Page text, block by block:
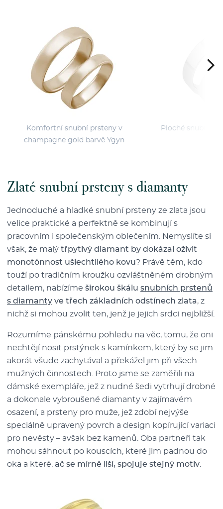
Komfortní snubní prsteny v
champagne gold barvě Ygyn
Ploché snubní
Zlaté snubní prsteny s diamanty
Jednoduché a hladké snubní prsteny ze zlata jsou
velice praktické a perfektně se kombinují s
pracovním i společenským oblečením. Nemyslíte si
však, že malý třpytivý diamant by dokázal oživit
monotónnost ušlechtilého kovu? Právě těm, kdo
touží po tradičním kroužku ozvláštněném drobným
detailem, nabízíme širokou škálu snubních prstenů
s diamanty ve třech základních odstínech zlata, z
nichž si mohou zvolit ten, jenž je jejich srdci nejbližší.
Rozumíme pánskému pohledu na věc, tomu, že oni
nechtějí nosit prstýnek s kamínkem, který by se jim
akorát všude zachytával a překážel jim při všech
mužných činnostech. Proto jsme se zaměřili na
dámské exempláře, jež z nudné šedi vytrhují drobné
a dokonale vybroušené diamanty v zajímavém
osazení, a prsteny pro muže, jež zdobí nejvýše
speciálně upravený povrch a design kopírující variaci
pro nevěsty – avšak bez kamenů. Oba partneři tak
mohou sáhnout po kouscích, které jim padnou do
oka a které, ač se mírně liší, spojuje stejný motiv